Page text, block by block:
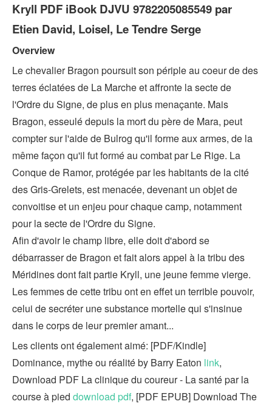
Kryll PDF iBook DJVU 9782205085549 par
Etien David, Loisel, Le Tendre Serge
Overview
Le chevalier Bragon poursuit son périple au coeur de des
terres éclatées de La Marche et affronte la secte de
l'Ordre du Signe, de plus en plus menaçante. Mais
Bragon, esseulé depuis la mort du père de Mara, peut
compter sur l'aide de Bulrog qu'il forme aux armes, de la
même façon qu'il fut formé au combat par Le Rige. La
Conque de Ramor, protégée par les habitants de la cité
des Gris-Grelets, est menacée, devenant un objet de
convoitise et un enjeu pour chaque camp, notamment
pour la secte de l'Ordre du Signe.
Afin d'avoir le champ libre, elle doit d'abord se
débarrasser de Bragon et fait alors appel à la tribu des
Méridines dont fait partie Kryll, une jeune femme vierge.
Les femmes de cette tribu ont en effet un terrible pouvoir,
celui de secréter une substance mortelle qui s'insinue
dans le corps de leur premier amant...
Les clients ont également aimé: [PDF/Kindle]
Dominance, mythe ou réalité by Barry Eaton link,
Download PDF La clinique du coureur - La santé par la
course à pied download pdf, [PDF EPUB] Download The